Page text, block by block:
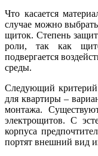
Что касается
случае можно
щиток. Степень
роли, так как
подвергается
среды.
Следующий критерий
для квартиры –
монтажа.
электрощитов. С
корпуса
портят внешний вид